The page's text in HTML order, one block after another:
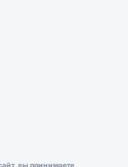
вы принимаете